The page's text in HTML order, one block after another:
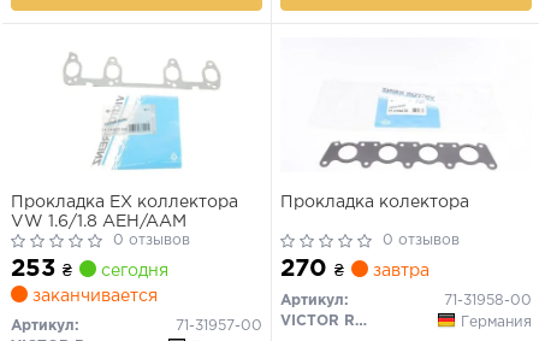
Прокладка EX коллектора
VW 1.6/1.8 AEH/AAM
0 отзывов
253 ₴
сегодня
заканчивается
Артикул:
71-31957-00
Прокладка колектора
0 отзывов
270 ₴ завтра
Артикул:
71-31958-00
VICTOR REINZ
Германия